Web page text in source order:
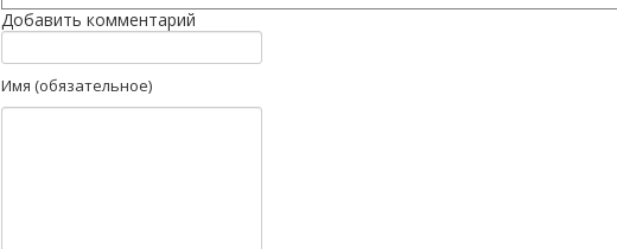
Добавить комментарий
Имя (обязательное)